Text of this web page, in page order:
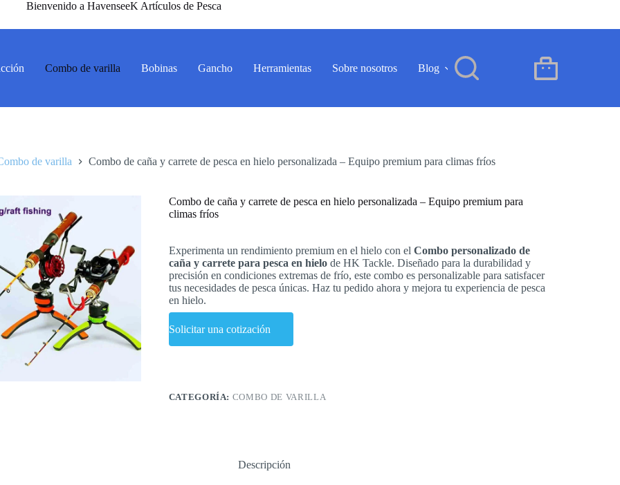
Bienvenido a HavenseeK Artículos de Pesca
Combo de varilla Bobinas Gancho Herramientas Sobre nosotros Blog
Carro
de varilla Combo de caña y carrete de pesca en hielo personalizada – Equipo premium para climas fríos
Combo de caña y carrete de pesca en hielo personalizada – Equipo premium para
climas fríos
Experimenta un rendimiento premium en el hielo con el Combo personalizado de
caña y carrete para pesca en hielode HK Tackle. Diseñado para la durabilidad y
precisión en condiciones extremas de frío, este combo es personalizable para satisfacer
tus necesidades de pesca únicas. Haz tu pedido ahora y mejora tu experiencia de pesca
en hielo.
Solicitar una cotización
CATEGORÍA: COMBO DE VARILLA
Descripción